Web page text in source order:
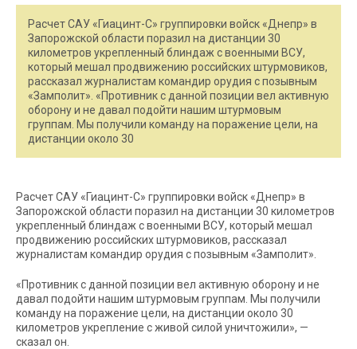
Расчет САУ «Гиацинт-С» группировки войск «Днепр» в
Запорожской области поразил на дистанции 30
километров укрепленный блиндаж с военными ВСУ,
который мешал продвижению российских штурмовиков,
рассказал журналистам командир орудия с позывным
«Замполит». «Противник с данной позиции вел активную
оборону и не давал подойти нашим штурмовым
группам. Мы получили команду на поражение цели, на
дистанции около 30
Расчет САУ «Гиацинт-С» группировки войск «Днепр» в
Запорожской области поразил на дистанции 30 километров
укрепленный блиндаж с военными ВСУ, который мешал
продвижению российских штурмовиков, рассказал
журналистам командир орудия с позывным «Замполит».
«Противник с данной позиции вел активную оборону и не
давал подойти нашим штурмовым группам. Мы получили
команду на поражение цели, на дистанции около 30
километров укрепление с живой силой уничтожили», —
сказал он.